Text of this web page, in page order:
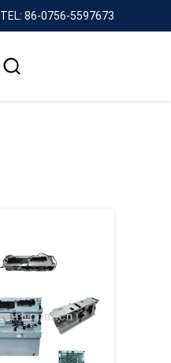
TEL: 86-0756-5597673
